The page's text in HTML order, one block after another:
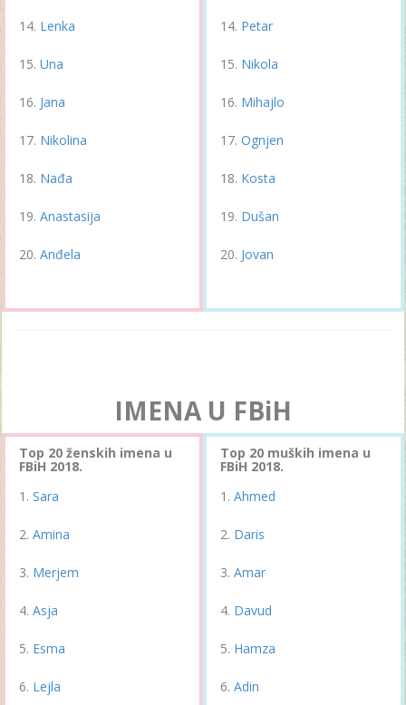
Lenka
Una
Jana
Nikolina
Nađa
Anastasija
Anđela
Petar
Nikola
Mihajlo
Ognjen
Kosta
Dušan
Jovan
IMENA U FBiH
Top 20 ženskih imena u
FBiH 2018.
Sara
Amina
Merjem
Asja
Esma
Lejla
Top 20 muških imena u
FBiH 2018.
Ahmed
Daris
Amar
Davud
Hamza
Adin